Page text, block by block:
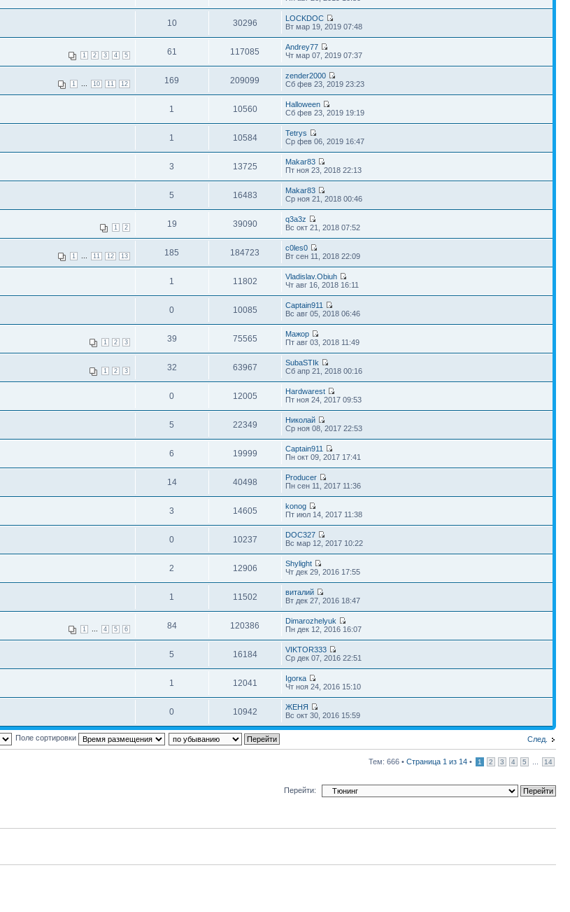
10 30296
LOCKDOC
Вт мар 19, 2019 07:48
1 2 3 4 5 61 117085
Andrey77
Чт мар 07, 2019 07:37
1 10 11 12 169 209099
zender2000
Сб фев 23, 2019 23:23
1 10560
Halloween
Сб фев 23, 2019 19:19
1 10584
Tetrys
Ср фев 06, 2019 16:47
3 13725
Makar83
Пт ноя 23, 2018 22:13
5 16483
Makar83
Ср ноя 21, 2018 00:46
1 2 19 39090
q3a3z
Вс окт 21, 2018 07:52
1 11 12 13 185 184723
c0les0
Вт сен 11, 2018 22:09
1 11802
Vladislav.Obiuh
Чт авг 16, 2018 16:11
0 10085
Captain911
Вс авг 05, 2018 06:46
1 2 3 39 75565
Мажор
Пт авг 03, 2018 11:49
1 2 3 32 63967
SubaSTIk
Сб апр 21, 2018 00:16
0 12005
Hardwarest
Пт ноя 24, 2017 09:53
5 22349
Николай
Ср ноя 08, 2017 22:53
6 19999
Captain911
Пн окт 09, 2017 17:41
14 40498
Producer
Пн сен 11, 2017 11:36
3 14605
konog
Пт июл 14, 2017 11:38
0 10237
DOC327
Вс мар 12, 2017 10:22
2 12906
Shylight
Чт дек 29, 2016 17:55
1 11502
виталий
Вт дек 27, 2016 18:47
1 4 5 6 84 120386
Dimarozhelyuk
Пн дек 12, 2016 16:07
5 16184
VIKTOR333
Ср дек 07, 2016 22:51
1 12041
Igorка
Чт ноя 24, 2016 15:10
0 10942
ЖЕНЯ
Вс окт 30, 2016 15:59
След.
Поле сортировки
Тем: 666 • Страница 1 из 14 • 1 2 3 4 5 14
Перейти: